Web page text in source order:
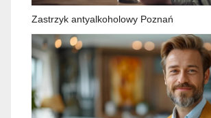
Zastrzyk antyalkoholowy Poznań